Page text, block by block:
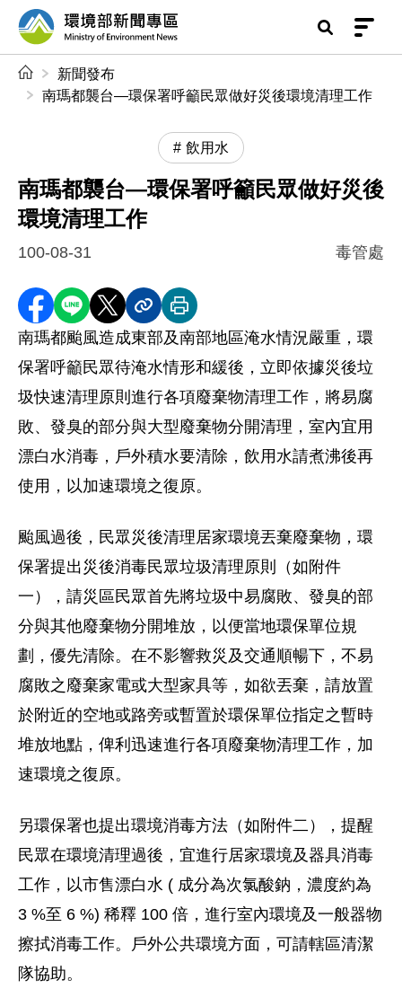
前往中央內容區塊
環境部新聞專區
新聞發布
南瑪都襲台—環保署呼籲民眾做好災後環境清理工作
飲用水
南瑪都襲台—環保署呼籲民眾做好災後
環境清理工作
100-08-31 毒管處
分享至 Facebook
分享到 LINE
分享到 X分享內容連結
列印本頁
南瑪都颱風造成東部及南部地區淹水情況嚴重，環
保署呼籲民眾待淹水情形和緩後，立即依據災後垃
圾快速清理原則進行各項廢棄物清理工作，將易腐
敗、發臭的部分與大型廢棄物分開清理，室內宜用
漂白水消毒，戶外積水要清除，飲用水請煮沸後再
使用，以加速環境之復原。
颱風過後，民眾災後清理居家環境丟棄廢棄物，環
保署提出災後消毒民眾垃圾清理原則（如附件
一），請災區民眾首先將垃圾中易腐敗、發臭的部
分與其他廢棄物分開堆放，以便當地環保單位規
劃，優先清除。在不影響救災及交通順暢下，不易
腐敗之廢棄家電或大型家具等，如欲丟棄，請放置
於附近的空地或路旁或暫置於環保單位指定之暫時
堆放地點，俾利迅速進行各項廢棄物清理工作，加
速環境之復原。
另環保署也提出環境消毒方法（如附件二），提醒
民眾在環境清理過後，宜進行居家環境及器具消毒
工作，以市售漂白水 ( 成分為次氯酸鈉，濃度約為
3 %至 6 %) 稀釋 100 倍，進行室內環境及一般器物
擦拭消毒工作。戶外公共環境方面，可請轄區清潔
隊協助。